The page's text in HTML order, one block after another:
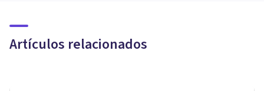
Artículos relacionados
Ansiedad